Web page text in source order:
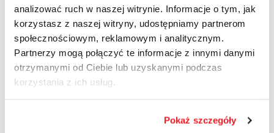
analizować ruch w naszej witrynie. Informacje o tym, jak
korzystasz z naszej witryny, udostępniamy partnerom
społecznościowym, reklamowym i analitycznym.
Partnerzy mogą połączyć te informacje z innymi danymi
otrzymanymi od Ciebie lub uzyskanymi podczas
korzystania z ich usług.
Pokaż szczegóły
ul. Kaliska 109 63-400 Ostrów Wielkopolski tel: +48 797 067
004 Dyskont.ostrow@ctenergy.pl
READ MORE